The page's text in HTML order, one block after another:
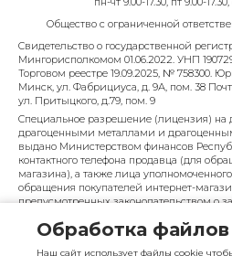
Общество с ограниченной
Свидетельство о государственной
Мингорисполкомом 01.06.2022. УНП
Торговом реестре 19.09.2025, № 758300.
Минск, ул. Фабрициуса, д. 9А, пом. 38
ул. Притыцкого, д.79, пом. 9
Специальное разрешение (лицензия) на
драгоценными металлами и
выдано Министерством финансов
контактного телефона продавца (для
магазина), а также лица
обращения покупателей интернет-
предусмотренных законодательством о
управления по работе с обращениями
Минского городского исполнительного
Обработка
Наш сайт использует файлы cookie